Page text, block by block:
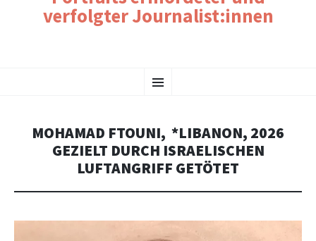
verfolgter Journalist:innen
Menu
TO
MOHAMAD FTOUNI, *LIBANON, 2026
GEZIELT DURCH ISRAELISCHEN
LUFTANGRIFF GETÖTET